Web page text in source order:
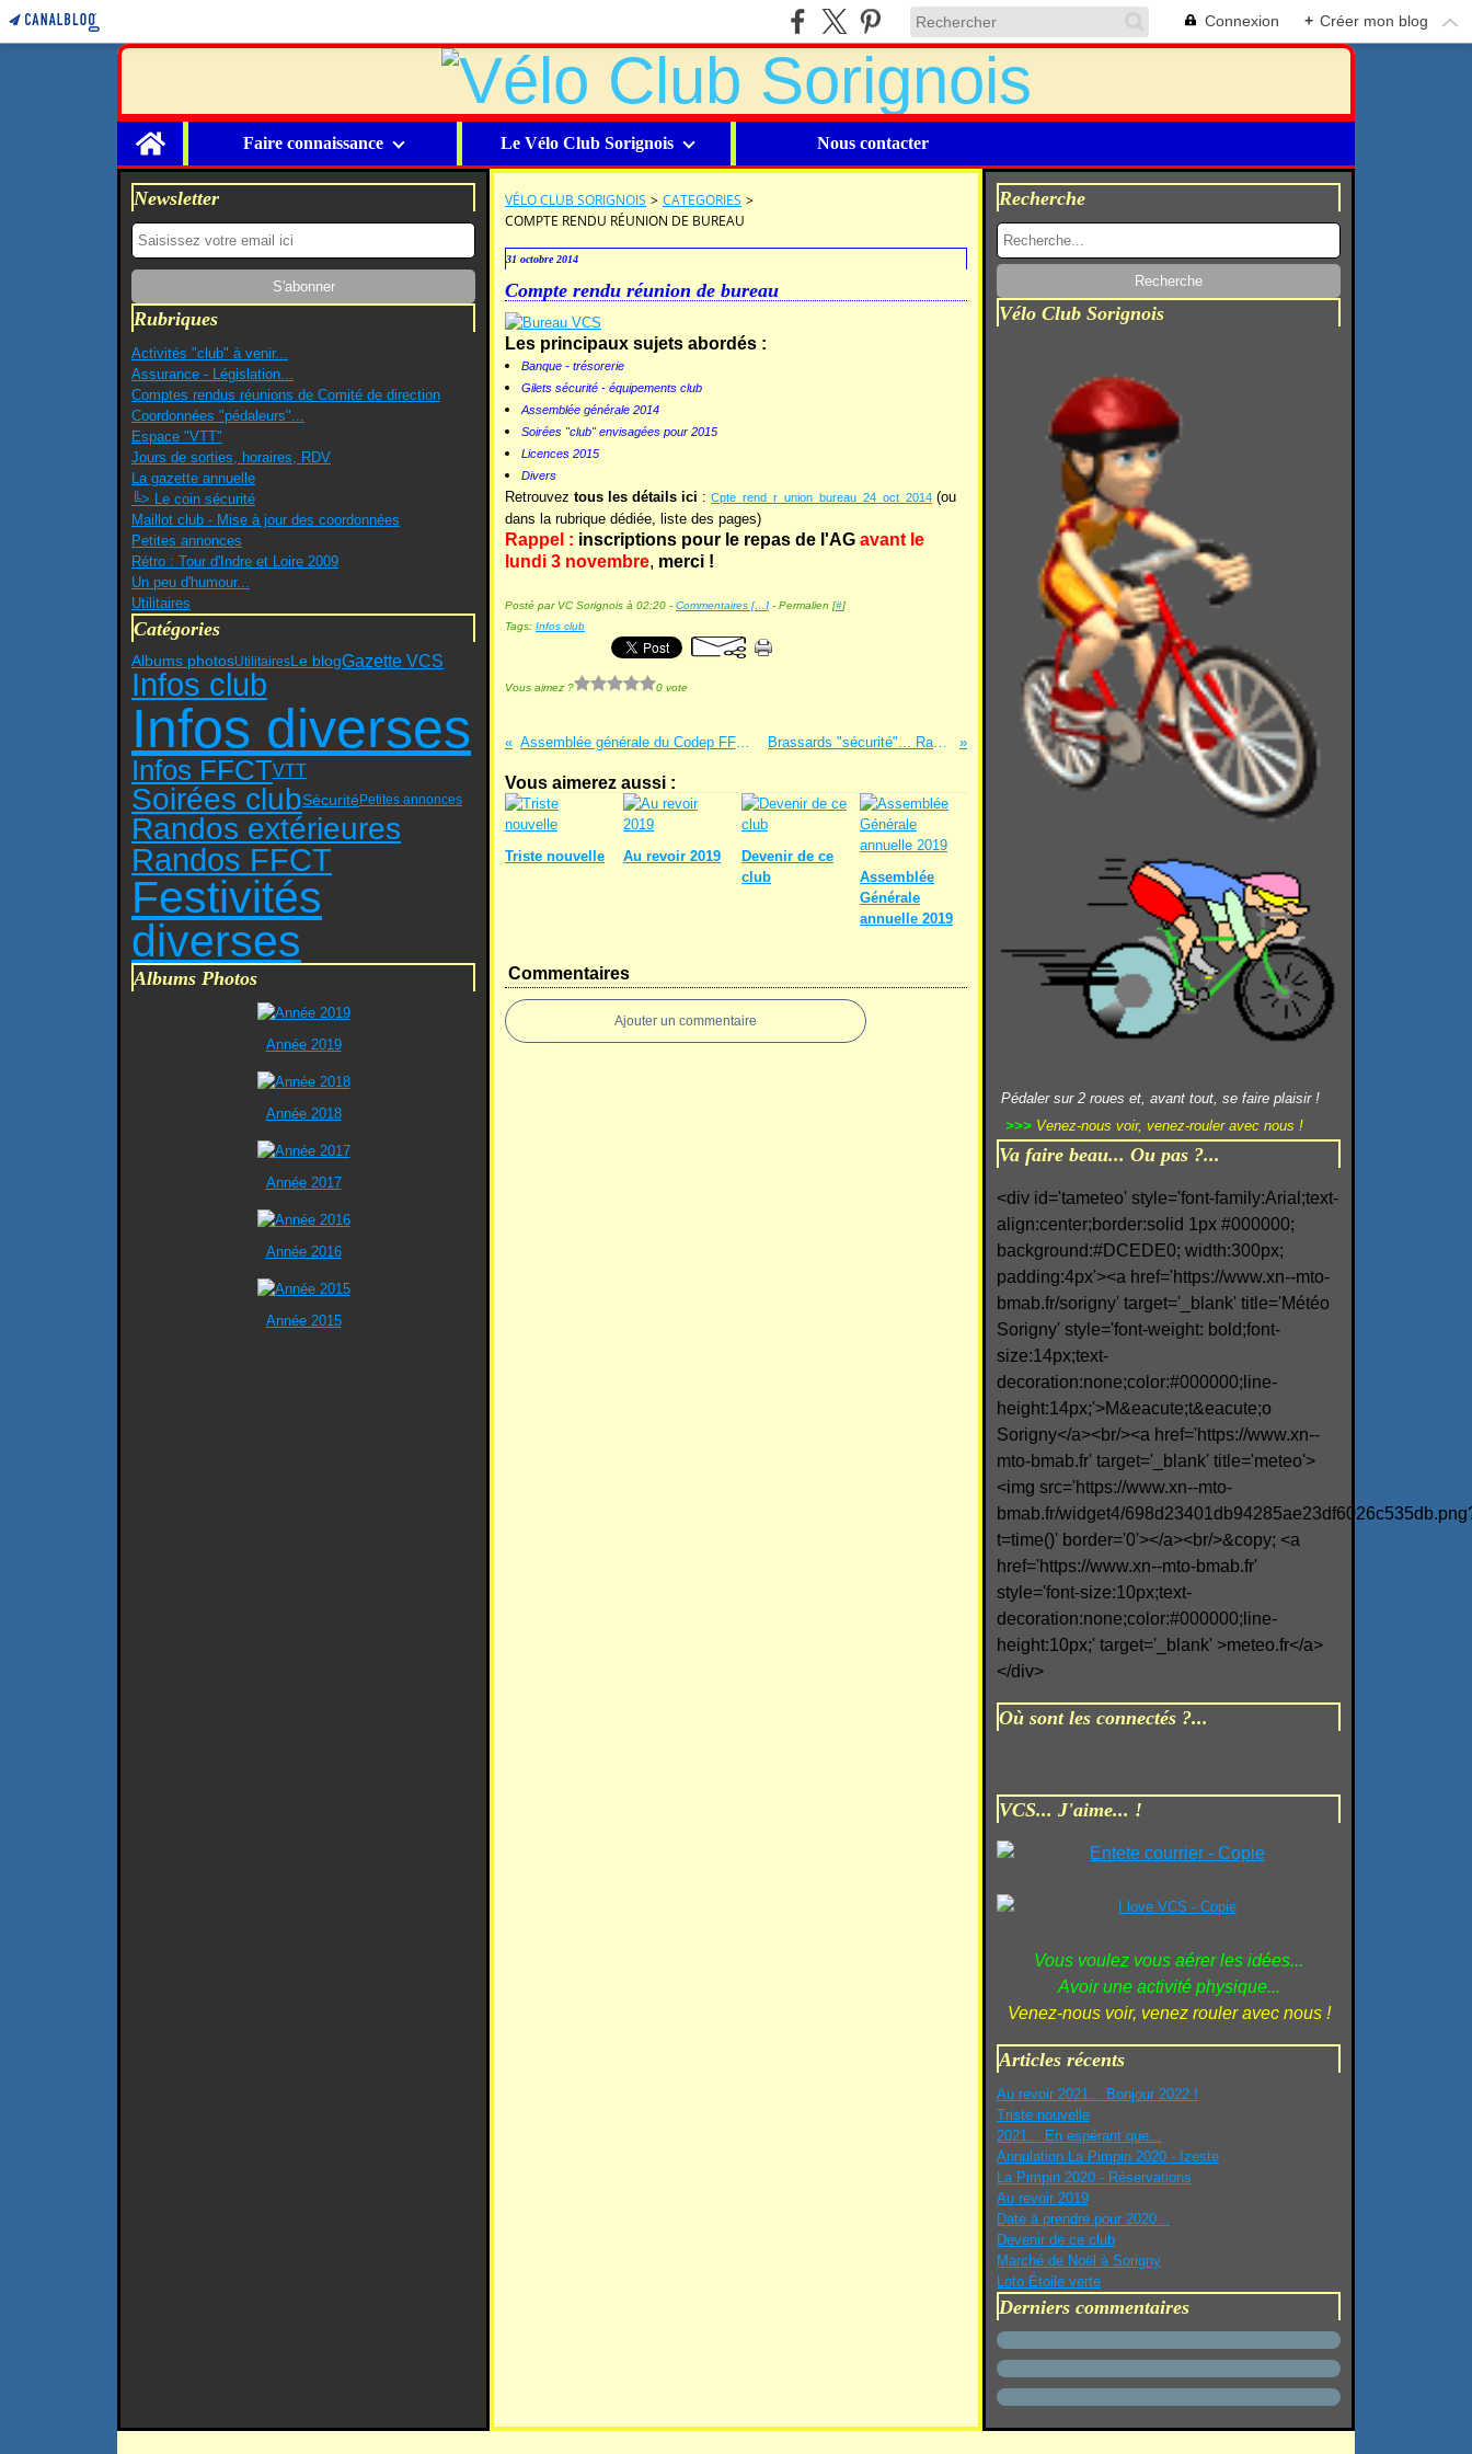
Connexion + Créer mon blog
Home
Faire connaissance Le Vélo Club Sorignois Nous contacter
Newsletter
Rubriques
Activités "club" à venir...
Assurance - Législation...
Comptes rendus réunions de Comité de direction
Coordonnées "pédaleurs"...
Espace "VTT"
Jours de sorties, horaires, RDV
La gazette annuelle
╚> Le coin sécurité
Maillot club - Mise à jour des coordonnées
Petites annonces
Rétro : Tour d'Indre et Loire 2009
Un peu d'humour...
Utilitaires
Catégories
Albums photosUtilitairesLe blogGazette VCS
Infos club
Infos diverses
Infos FFCTVTT
Soirées clubSécuritéPetites annonces
Randos extérieures
Randos FFCT
Festivités
diverses
Albums Photos
Année 2019
Année 2018
Année 2017
Année 2016
Année 2015
VÉLO CLUB SORIGNOIS > CATEGORIES >
COMPTE RENDU RÉUNION DE BUREAU
31 octobre 2014
Compte rendu réunion de bureau
Les principaux sujets abordés :
Banque - trésorerie
Gilets sécurité - équipements club
Assemblée générale 2014
Soirées "club" envisagées pour 2015
Licences 2015
Divers
Retrouvez tous les détails ici : Cpte_rend_r_union_bureau_24_oct_2014 (ou
dans la rubrique dédiée, liste des pages)
Rappel : inscriptions pour le repas de l'AG avant le
lundi 3 novembre, merci !
Posté par VC Sorignois à 02:20 - Commentaires [… ] - Permalien [#]
Tags: Infos club
Vous aimez ? 0 vote
Assemblée générale du Codep FFCT 37 Brassards "sécurité"... Rappel !
Vous aimerez aussi :
Triste nouvelle Au revoir 2019
Devenir de ce
club
Assemblée
Générale
annuelle 2019
Commentaires
Ajouter un commentaire
Recherche
Vélo Club Sorignois
Pédaler sur 2 roues et, avant tout, se faire plaisir !
>>> Venez-nous voir, venez-rouler avec nous !
Va faire beau... Ou pas ?...
<div id='tameteo' style='font-family:Arial;text-
align:center;border:solid 1px #000000;
background:#DCEDE0; width:300px;
padding:4px'><a href='https://www.xn--mto-
bmab.fr/sorigny' target='_blank' title='Météo
Sorigny' style='font-weight: bold;font-
size:14px;text-
decoration:none;color:#000000;line-
height:14px;'>M&eacute;t&eacute;o
Sorigny</a><br/><a href='https://www.xn--
mto-bmab.fr' target='_blank' title='meteo'>
<img src='https://www.xn--mto-
bmab.fr/widget4/
t=time()' border='0'></a><br/>&copy; <a
href='https://www.xn--mto-bmab.fr'
style='font-size:10px;text-
decoration:none;color:#000000;line-
height:10px;' target='_blank' >meteo.fr</a>
</div>
Où sont les connectés ?...
VCS... J'aime... !
Vous voulez vous aérer les idées...
Avoir une activité physique...
Venez-nous voir, venez rouler avec nous !
Articles récents
Au revoir 2021... Bonjour 2022 !
Triste nouvelle
2021... En espérant que...
Annulation La Pimpin 2020 - Izeste
La Pimpin 2020 - Réservations
Au revoir 2019
Date à prendre pour 2020...
Devenir de ce club
Marché de Noël à Sorigny
Loto Étoile verte
Derniers commentaires